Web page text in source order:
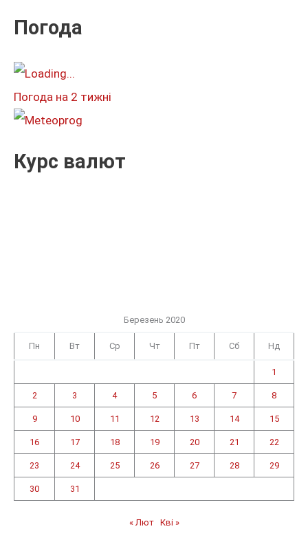
к
т
:
Погода
Погода на 2 тижні
Курс валют
Березень 2020
Пн Вт Ср Чт Пт Сб Нд
1
2 3 4 5 6 7 8
9 10 11 12 13 14 15
16 17 18 19 20 21 22
23 24 25 26 27 28 29
30 31
« Лют Кві »